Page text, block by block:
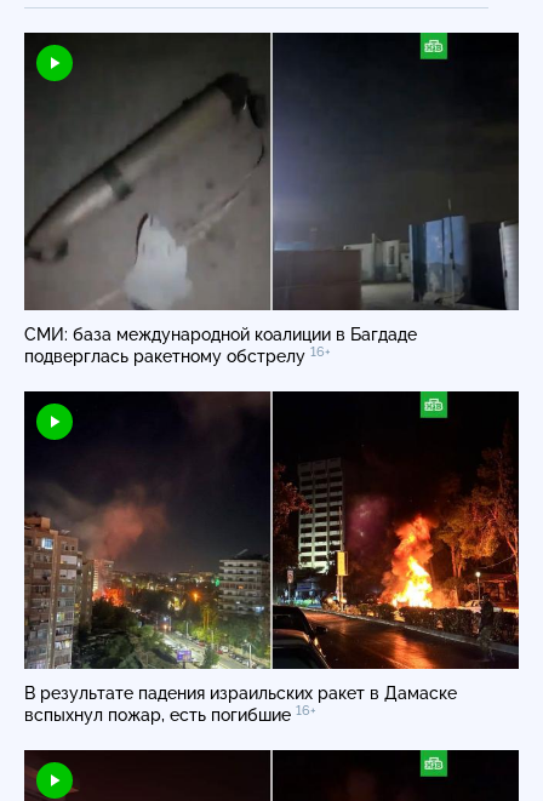
СМИ: база международной коалиции в Багдаде
подверглась ракетному обстрелу 16+
В результате падения израильских ракет в Дамаске
вспыхнул пожар, есть погибшие 16+